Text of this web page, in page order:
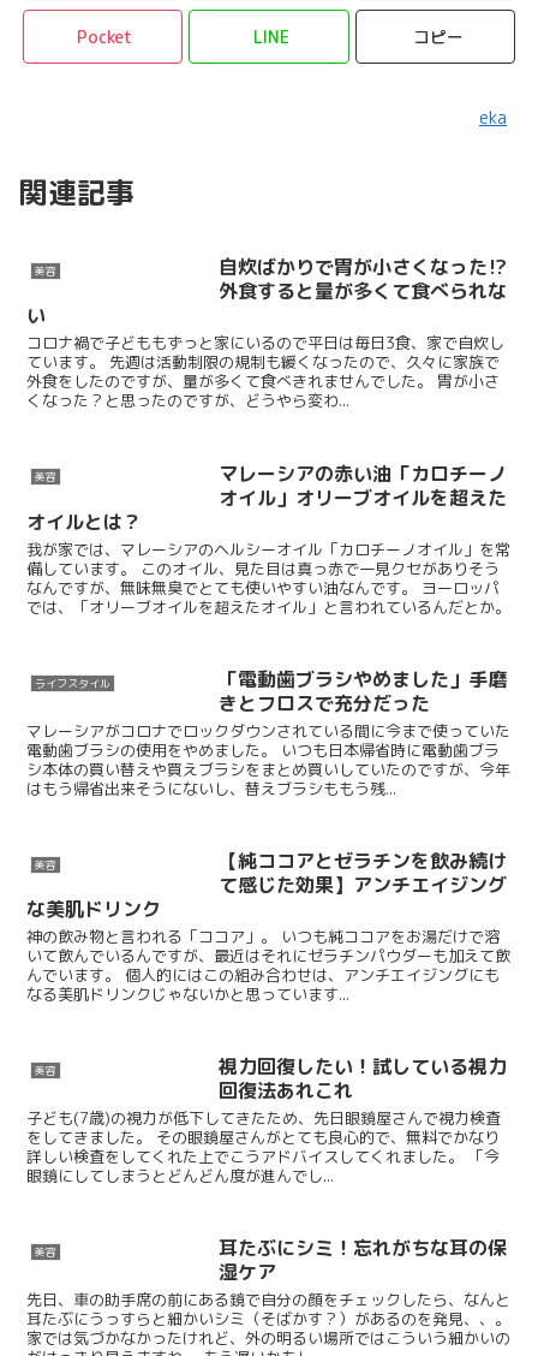
Pocket LINE コピー
eka
関連記事
美容
自炊ばかりで胃が小さくなった⁉️
外食すると量が多くて食べられな
い
コロナ禍で子どももずっと家にいるので平日は毎日3食、家で自炊し
ています。 先週は活動制限の規制も緩くなったので、久々に家族で
外食をしたのですが、量が多くて食べきれませんでした。 胃が小さ
くなった？と思ったのですが、どうやら変わ...
美容
マレーシアの赤い油「カロチーノ
オイル」オリーブオイルを超えた
オイルとは？
我が家では、マレーシアのヘルシーオイル「カロチーノオイル」を常
備しています。 このオイル、見た目は真っ赤で一見クセがありそう
なんですが、無味無臭でとても使いやすい油なんです。 ヨーロッパ
では、「オリーブオイルを超えたオイル」と言われているんだとか。
ライフスタイル
「電動歯ブラシやめました」手磨
きとフロスで充分だった
マレーシアがコロナでロックダウンされている間に今まで使っていた
電動歯ブラシの使用をやめました。 いつも日本帰省時に電動歯ブラ
シ本体の買い替えや買えブラシをまとめ買いしていたのですが、今年
はもう帰省出来そうにないし、替えブラシももう残...
美容
【純ココアとゼラチンを飲み続け
て感じた効果】アンチエイジング
な美肌ドリンク
神の飲み物と言われる「ココア」。 いつも純ココアをお湯だけで溶
いて飲んでいるんですが、最近はそれにゼラチンパウダーも加えて飲
んでいます。 個人的にはこの組み合わせは、アンチエイジングにも
なる美肌ドリンクじゃないかと思っています...
美容
視力回復したい！試している視力
回復法あれこれ
子ども(7歳)の視力が低下してきたため、先日眼鏡屋さんで視力検査
をしてきました。 その眼鏡屋さんがとても良心的で、無料でかなり
詳しい検査をしてくれた上でこうアドバイスしてくれました。 「今
眼鏡にしてしまうとどんどん度が進んでし...
美容
耳たぶにシミ！忘れがちな耳の保
湿ケア
先日、車の助手席の前にある鏡で自分の顔をチェックしたら、なんと
耳たぶにうっすらと細かいシミ（そばかす？）があるのを発見、、。
家では気づかなかったけれど、外の明るい場所ではこういう細かいの